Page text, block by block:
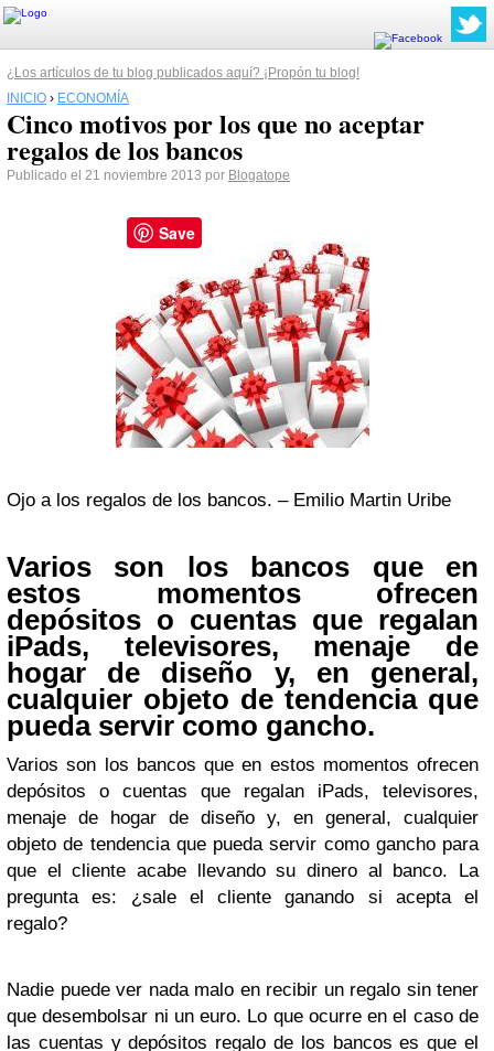
¿Los artículos de tu blog publicados aquí? ¡Propón tu blog!
INICIO › ECONOMÍA
Cinco motivos por los que no aceptar
regalos de los bancos
Publicado el 21 noviembre 2013 por Blogatope
Ojo a los regalos de los bancos. – Emilio Martin Uribe
Varios son los bancos que en
estos momentos ofrecen
depósitos o cuentas que regalan
iPads, televisores, menaje de
hogar de diseño y, en general,
cualquier objeto de tendencia que
pueda servir como gancho.
Varios son los bancos que en estos momentos ofrecen
depósitos o cuentas que regalan iPads, televisores,
menaje de hogar de diseño y, en general, cualquier
objeto de tendencia que pueda servir como gancho para
que el cliente acabe llevando su dinero al banco. La
pregunta es: ¿sale el cliente ganando si acepta el
regalo?
Nadie puede ver nada malo en recibir un regalo sin tener
que desembolsar ni un euro. Lo que ocurre en el caso de
las cuentas y depósitos regalo de los bancos es que el
Save